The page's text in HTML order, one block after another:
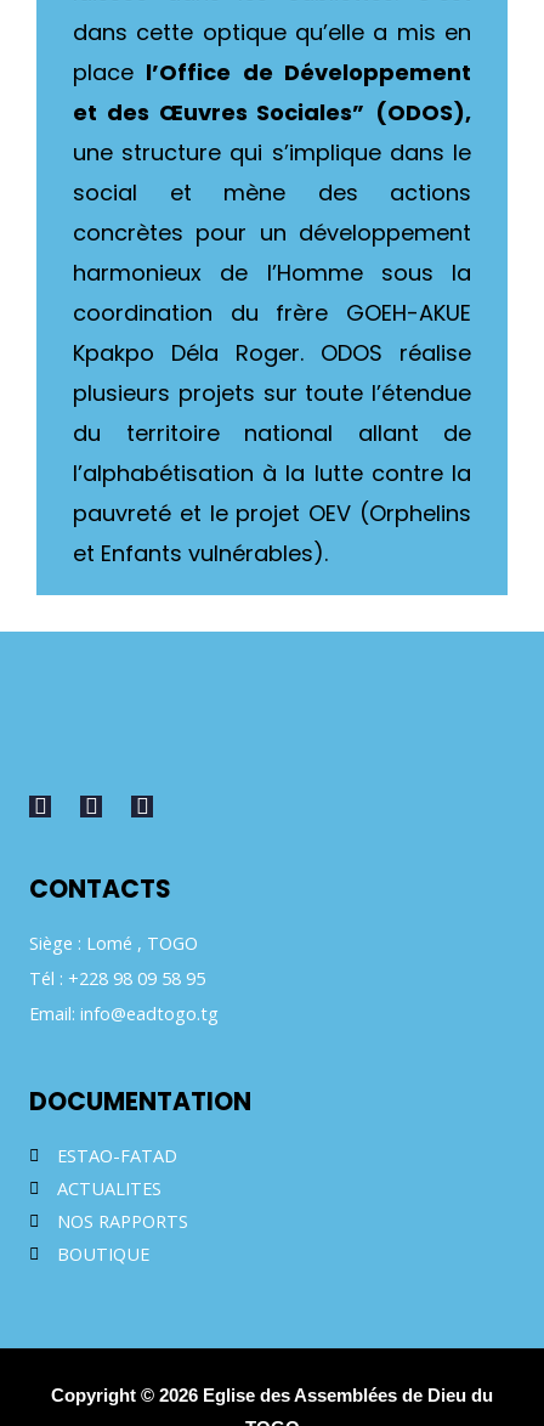
dans cette optique qu’elle a mis en
place l’Office de Développement
et des Œuvres Sociales” (ODOS),
une structure qui s’implique dans le
social et mène des actions
concrètes pour un développement
harmonieux de l’Homme sous la
coordination du frère GOEH-AKUE
Kpakpo Déla Roger. ODOS réalise
plusieurs projets sur toute l’étendue
du territoire national allant de
l’alphabétisation à la lutte contre la
pauvreté et le projet OEV (Orphelins
et Enfants vulnérables).
CONTACTS
Siège : Lomé , TOGO
Tél : +228 98 09 58 95
Email: info@eadtogo.tg
DOCUMENTATION
ESTAO-FATAD
ACTUALITES
NOS RAPPORTS
BOUTIQUE
Copyright © 2026 Eglise des Assemblées de Dieu du